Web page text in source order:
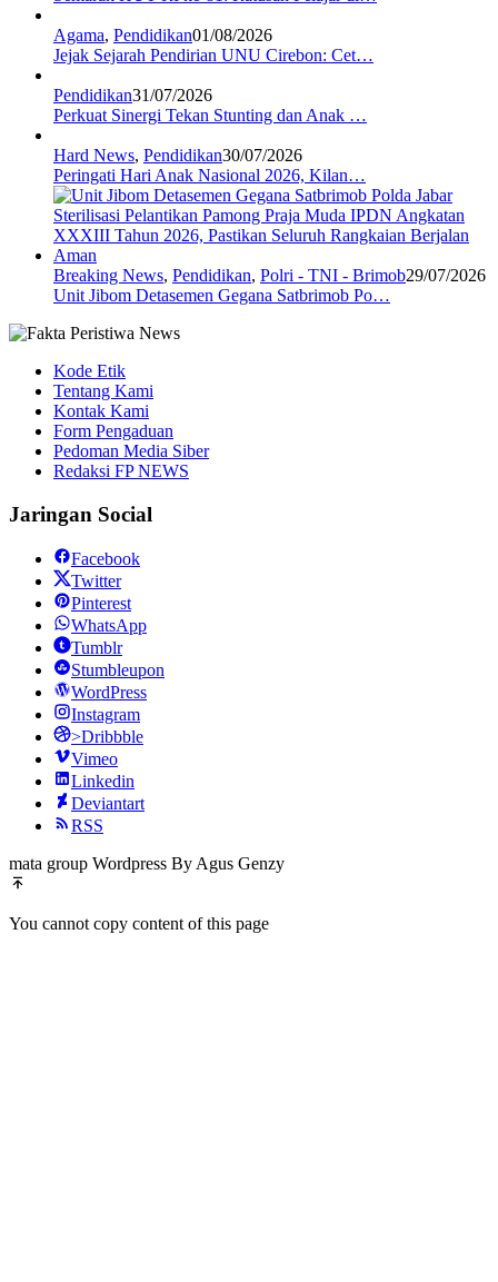
Agama, Pendidikan01/08/2026
Jejak Sejarah Pendirian UNU Cirebon: Cet…
Pendidikan31/07/2026
Perkuat Sinergi Tekan Stunting dan Anak …
Hard News, Pendidikan30/07/2026
Peringati Hari Anak Nasional 2026, Kilan…
Breaking News, Pendidikan, Polri - TNI - Brimob29/07/2026
Unit Jibom Detasemen Gegana Satbrimob Po…
Kode Etik
Tentang Kami
Kontak Kami
Form Pengaduan
Pedoman Media Siber
Redaksi FP NEWS
Jaringan Social
Facebook
Twitter
Pinterest
WhatsApp
Tumblr
Stumbleupon
WordPress
Instagram
>Dribbble
Vimeo
Linkedin
Deviantart
RSS
mata group Wordpress By Agus Genzy
You cannot copy content of this page